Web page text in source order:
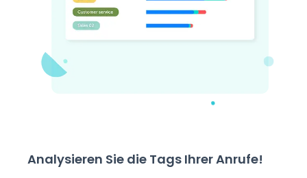
Analysieren Sie die Tags Ihrer Anrufe!